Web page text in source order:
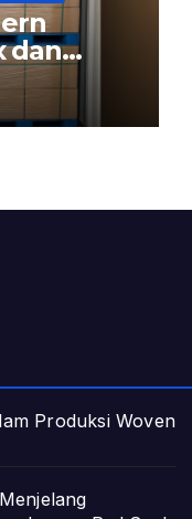
dan
Produksi Woven